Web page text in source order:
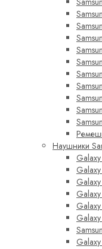
Наушники